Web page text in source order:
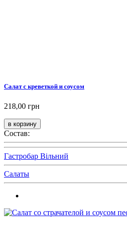
Салат с креветкой и соусом
218,00 грн
Состав:
Гастробар Вільний
Салаты